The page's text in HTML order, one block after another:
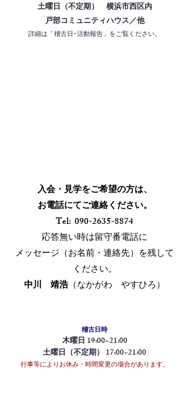
土曜日（不定期） 横浜市西区内
戸部コミュニティハウス／他
詳細は「稽古日･活動報告」をご覧ください。
入会・見学をご希望の方は、
お電話にてご連絡ください。
Tel: 090-2635-8874
応答無い時は留守番電話に
メッセージ（お名前・連絡先）を残して
ください。
中川 靖浩（なかがわ やすひろ）
稽古日時
木曜日 19:00~21:00
​土曜日（不定期） 17:00~21:00
行事等によりお休み・時間変更の場合があります。